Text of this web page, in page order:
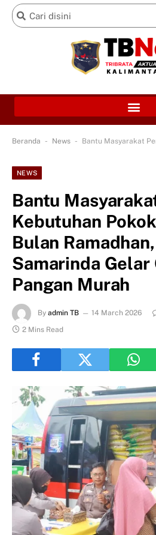
Beranda - News - Bantu Masyarakat Penuhi Kebutuhan Pokok
NEWS
Bantu
Kebutuhan
Bulan
Samarinda Gelar
Pangan Murah
By admin TB 14 March 2026
2 Mins Read